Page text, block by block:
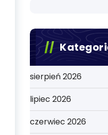
sierpień 2026
lipiec 2026
czerwiec 2026